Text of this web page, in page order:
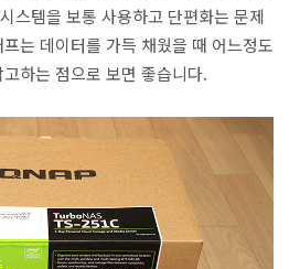
스템을 보통 사용하고 단편화는 문제
는 데이터를 가득 채웠을 때 어느정도
하는 점으로 보면 좋습니다.